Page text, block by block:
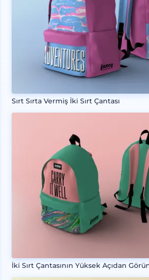
Sırt Sırta Vermiş İki Sırt Çantası
İki Sırt Çantasının Yüksek Açıdan